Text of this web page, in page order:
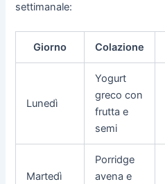
settimanale:
Giorno Colazione
Lunedì
Yogurt
greco con
frutta e
semi
Martedì
Porridge
avena e